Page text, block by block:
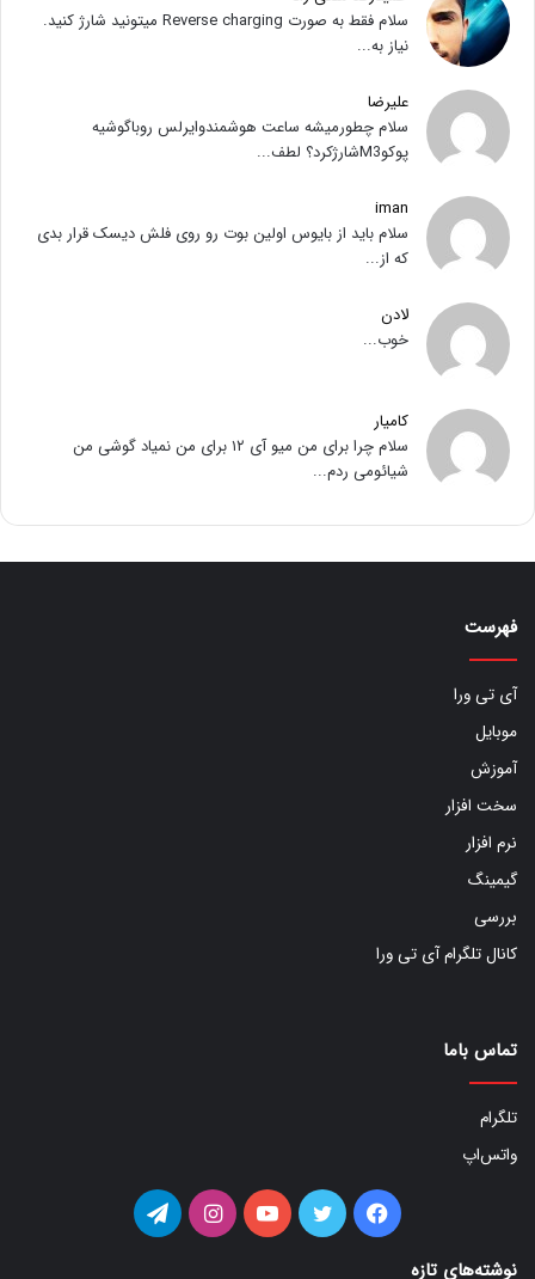
سلام فقط به صورت Reverse charging میتونید شارژ کنید.
نیاز به...
علیرضا
سلام چطورمیشه ساعت هوشمندوایرلس روباگوشیه
پوکوM3شارژکرد؟ لطف...
iman
سلام باید از بایوس اولین بوت رو روی فلش دیسک قرار بدی
که از...
لادن
خوب...
کامیار
سلام چرا برای من میو آی ۱۲ برای من نمیاد گوشی من
شیائومی ردم...
فهرست
آی تی ورا
موبایل
آموزش
سخت افزار
نرم افزار
گیمینگ
بررسی
کانال تلگرام آی تی ورا
تماس باما
تلگرام
واتس‌اپ
فیس توییتر یوتیوب اینستاگرامتلگرام
نوشته‌های تازه